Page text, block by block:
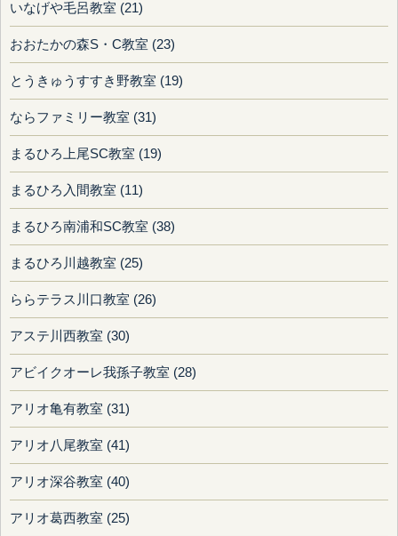
いなげや毛呂教室 (21)
おおたかの森S・C教室 (23)
とうきゅうすすき野教室 (19)
ならファミリー教室 (31)
まるひろ上尾SC教室 (19)
まるひろ入間教室 (11)
まるひろ南浦和SC教室 (38)
まるひろ川越教室 (25)
ららテラス川口教室 (26)
アステ川西教室 (30)
アビイクオーレ我孫子教室 (28)
アリオ亀有教室 (31)
アリオ八尾教室 (41)
アリオ深谷教室 (40)
アリオ葛西教室 (25)